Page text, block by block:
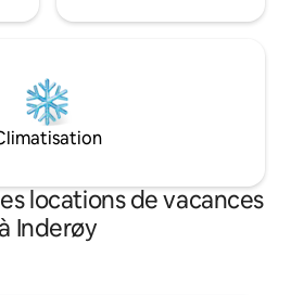
locations de vacances
à Inderøy